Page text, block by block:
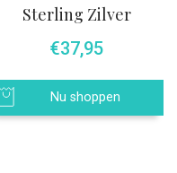
Sterling Zilver
€37,95
Nu shoppen